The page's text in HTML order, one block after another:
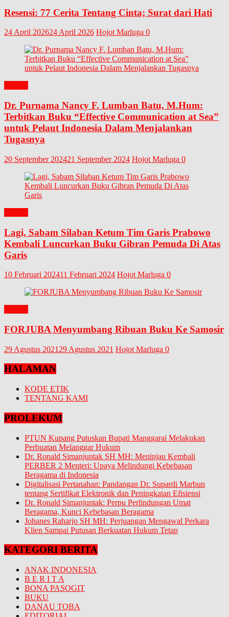
Resensi: 77 Cerita Tentang Cinta; Surat dari Hati
24 April 202624 April 2026 Hojot Marluga 0
Dr. Purnama Nancy F. Lumban Batu, M.Hum:
Terbitkan Buku “Effective Communication at Sea”
untuk Pelaut Indonesia Dalam Menjalankan
Tugasnya
20 September 202421 September 2024 Hojot Marluga 0
Lagi, Sabam Silaban Ketum Tim Garis Prabowo
Kembali Luncurkan Buku Gibran Pemuda Di Atas
Garis
10 Februari 202411 Februari 2024 Hojot Marluga 0
FORJUBA Menyumbang Ribuan Buku Ke Samosir
29 Agustus 2021 29 Agustus 2021 Hojot Marluga 0
HALAMAN
KODE ETIK
TENTANG KAMI
PROLEKUM
PTUN Kupang Putuskan Bupati Manggarai Melakukan
Perbuatan Melanggar Hukum
Dr. Ronald Simanjuntak SH MH: Meninjau Kembali
PERBER 2 Menteri: Upaya Melindungi Kebebasan
Beragama di Indonesia
Digitalisasi Pertanahan: Pandangan Dr. Supardi Marbun
tentang Sertifikat Elektronik dan Peningkatan Efisiensi
Dr. Ronald Simanjuntak: Perpu Perlindungan Umat
Beragama, Kunci Kebebasan Beragama
Johanes Raharjo SH MH: Perjuangan Mengawal Perkara
Klien Sampai Putusan Berkuatan Hukum Tetap
KATEGORI BERITA
ANAK INDONESIA
B E R I T A
BONA PASOGIT
BUKU
DANAU TOBA